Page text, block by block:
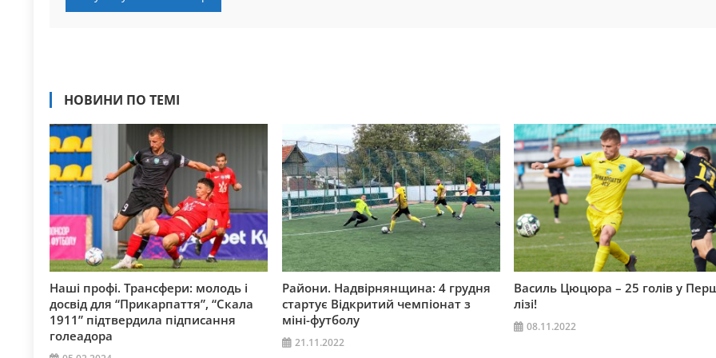
НОВИНИ ПО ТЕМІ
Наші профі. Трансфери: молодь і
досвід для “Прикарпаття”, “Скала
1911” підтвердила підписання
голеадора
Райони. Надвірнянщина: 4 грудня
стартує Відкритий чемпіонат з
міні-футболу
21.11.2022
Василь Цюцюра – 25 голів у
лізі!
08.11.2022